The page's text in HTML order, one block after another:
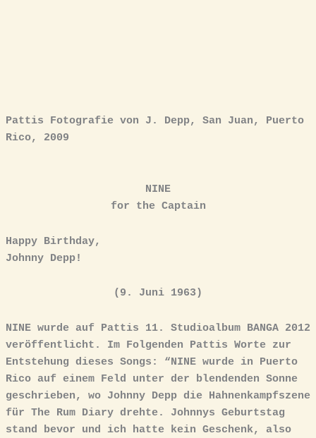
Pattis Fotografie von J. Depp, San Juan, Puerto
Rico, 2009
NINE
for the Captain
Happy Birthday,
Johnny Depp!
(9. Juni 1963)
NINE wurde auf Pattis 11. Studioalbum BANGA 2012
veröffentlicht. Im Folgenden Pattis Worte zur
Entstehung dieses Songs: “NINE wurde in Puerto
Rico auf einem Feld unter der blendenden Sonne
geschrieben, wo Johnny Depp die Hahnenkampfszene
für The Rum Diary drehte. Johnnys Geburtstag
stand bevor und ich hatte kein Geschenk, also